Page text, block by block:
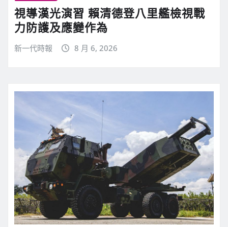
視導漢光演習 賴清德登八里艦檢視戰
力防護及應變作為
新一代時報 8 月 6, 2026